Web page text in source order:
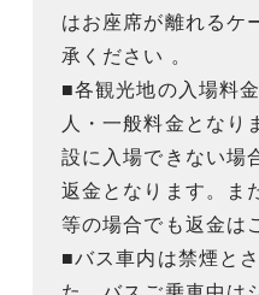
はお座席が離れるケ
承ください 。
■各観光地の入場料
人・一般料金となり
設に入場できない場
返金となります。ま
等の場合でも返金は
■バス車内は禁煙と